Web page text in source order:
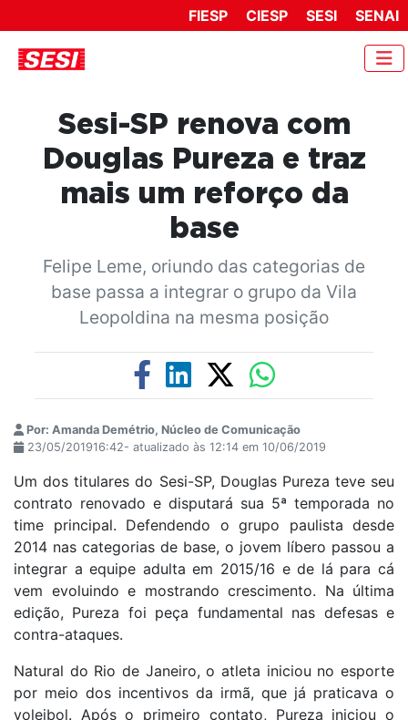
FIESP CIESP SESI SENAI
Sesi-SP renova com
Douglas Pureza e traz
mais um reforço da
base
Felipe Leme, oriundo das categorias de
base passa a integrar o grupo da Vila
Leopoldina na mesma posição
Por: Amanda Demétrio, Núcleo de Comunicação
23/05/201916:42- atualizado às 12:14 em 10/06/2019
Um dos titulares do Sesi-SP, Douglas Pureza teve seu
contrato renovado e disputará sua 5ª temporada no
time principal. Defendendo o grupo paulista desde
2014 nas categorias de base, o jovem líbero passou a
integrar a equipe adulta em 2015/16 e de lá para cá
vem evoluindo e mostrando crescimento. Na última
edição, Pureza foi peça fundamental nas defesas e
contra-ataques.
Natural do Rio de Janeiro, o atleta iniciou no esporte
por meio dos incentivos da irmã, que já praticava o
voleibol. Após o primeiro contato, Pureza iniciou o